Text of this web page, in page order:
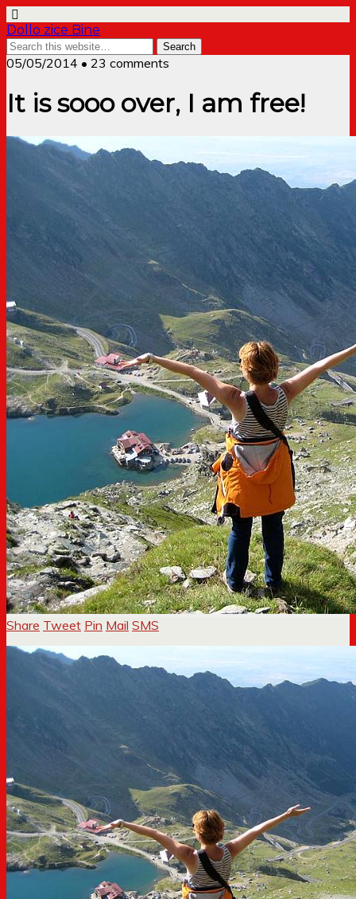
Dollo zice Bine
05/05/2014 • 23 comments
It is sooo over, I am free!
Share Tweet Pin Mail SMS